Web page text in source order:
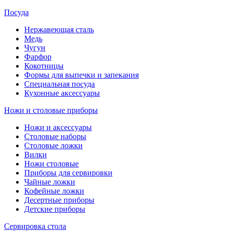
Посуда
Нержавеющая сталь
Медь
Чугун
Фарфор
Кокотницы
Формы для выпечки и запекания
Специальная посуда
Кухонные аксессуары
Ножи и столовые приборы
Ножи и аксессуары
Столовые наборы
Столовые ложки
Вилки
Ножи столовые
Приборы для сервировки
Чайные ложки
Кофейные ложки
Десертные приборы
Детские приборы
Сервировка стола